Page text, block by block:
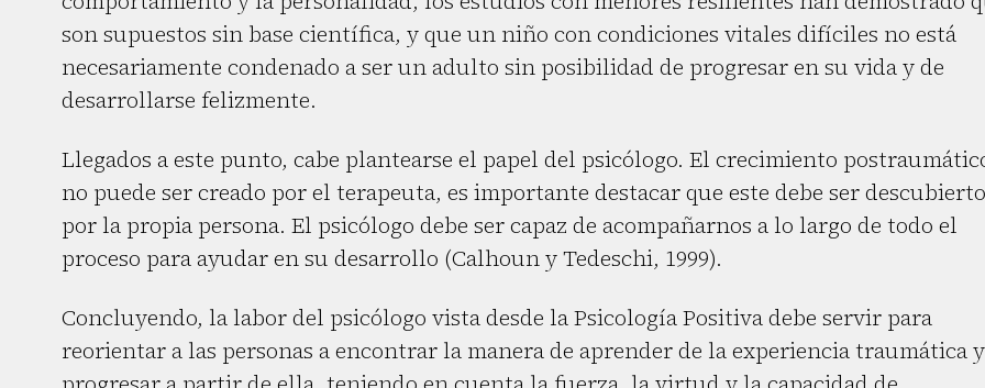
son supuestos sin base científica, y que un niño con condiciones vitales difíciles no está
necesariamente condenado a ser un adulto sin posibilidad de progresar en su vida y de
desarrollarse felizmente.
Llegados a este punto, cabe plantearse el papel del psicólogo. El crecimiento
no puede ser creado por el terapeuta, es importante destacar que este debe ser descubierto
por la propia persona. El psicólogo debe ser capaz de acompañarnos a lo largo de todo el
proceso para ayudar en su desarrollo (Calhoun y Tedeschi, 1999).
Concluyendo, la labor del psicólogo vista desde la Psicología Positiva debe servir para
reorientar a las personas a encontrar la manera de aprender de la experiencia traumática y